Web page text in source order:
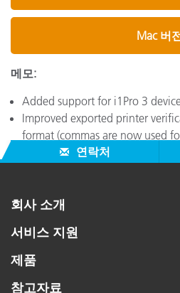
Mac 버
메모:
Added support for i1Pro 3
Improved exported printer
format (commas are now used
연락처
회사 소개
서비스 지원
제품
참고자료